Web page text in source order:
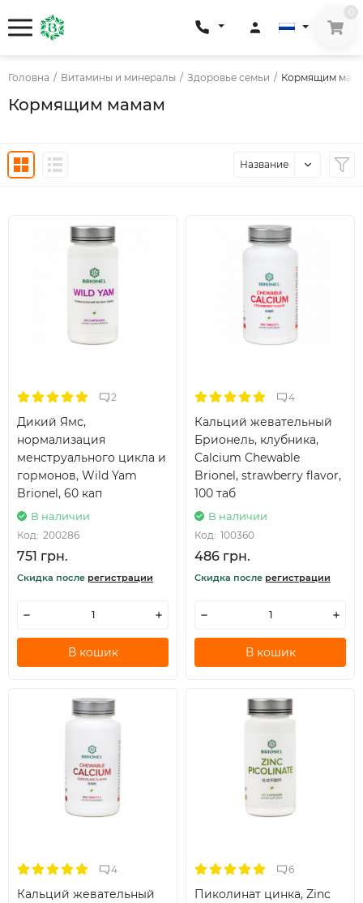
Головна / Витамины и минералы / Здоровье семьи / Кормящим
Кормящим мамам
Название
2
Дикий Ямс,
нормализация
менструального цикла и
гормонов, Wild Yam
Brionel, 60 кап
В наличии
Код: 200286
751 грн.
Скидка после регистрации
В кошик
4
Кальций жевательный
Брионель, клубника,
Calcium Chewable
Brionel, strawberry flavor,
100 таб
В наличии
Код: 100360
486 грн.
Скидка после регистрации
В кошик
4
Кальций жевательный
6
Пиколинат цинка, Zinc